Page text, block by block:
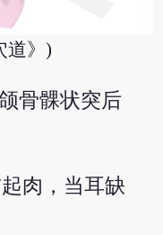
道》)
骨髁状突后
肉，当耳缺